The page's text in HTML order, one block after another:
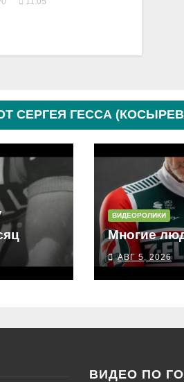
СЕРГЕЯ ГЕССА
ВИДЕОРОЛИКИ
Многие
АВГ 5, 2026
ВИДЕО ПО